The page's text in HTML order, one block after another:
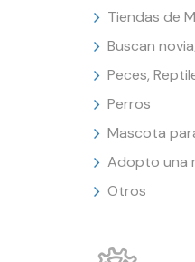
Tiendas de
Buscan
Peces,
Perros
Mascota
Adopto una
Otros